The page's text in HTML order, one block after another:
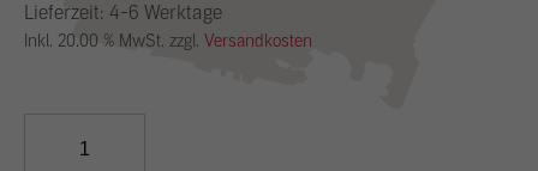
Lieferzeit: 4-6 Werktage
Inkl. 20.00 % MwSt. zzgl. Versandkosten